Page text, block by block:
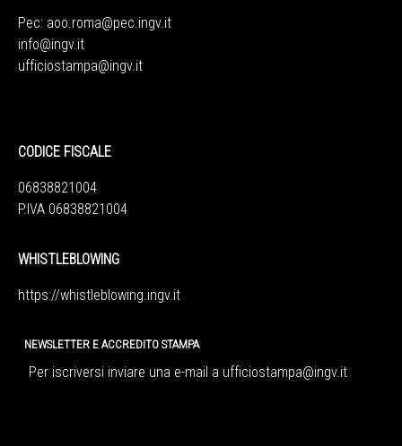
Pec: aoo.roma@pec.ingv.it
info@ingv.it
ufficiostampa@ingv.it
CODICE FISCALE
06838821004
P.IVA 06838821004
WHISTLEBLOWING
https://whistleblowing.ingv. it
NEWSLETTER E ACCREDITO STAMPA
Per iscriversi inviare una e-mail a ufficiostampa@ingv.it